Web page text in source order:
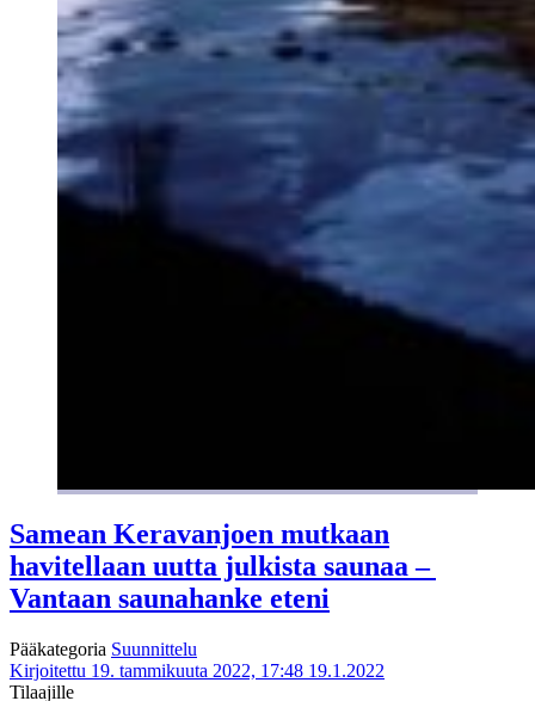
Samean Keravanjoen mutkaan
havitellaan uutta julkista saunaa –
Vantaan saunahanke eteni
Pääkategoria Suunnittelu
Kirjoitettu 19. tammikuuta 2022, 17:48 19.1.2022
Tilaajille